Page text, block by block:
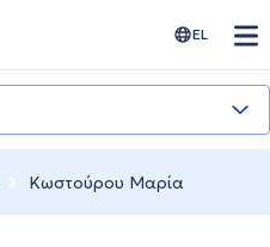
EL
Κωστούρου Μαρία